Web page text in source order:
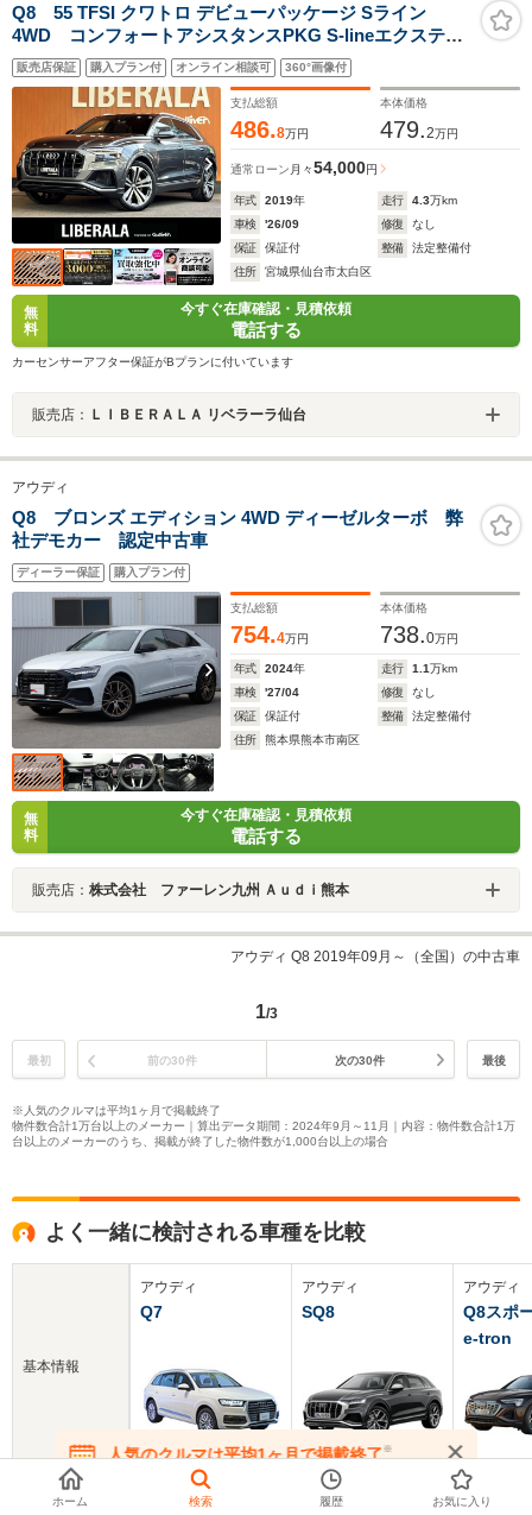
Q8 55 TFSI クワトロ デビューパッケージ Sライン
4WD コンフォートアシスタンスPKG S-lineエクステリ
ア Bang&Olufsen バーチャルコックピット MMIナビ TV
全方位カメラ HDマトリクスLEDヘッドライト 黒半革 シ
ートヒーター パワーシート 22インチAW エアサス ドラレ
販売店保証 購入プラン付 オンライン相談可 360°画像付
支払総額
486.8万円
本体価格
479.2万円
通常ローン 月々54,000円
年式 2019年 走行 4.3万km
車検
'26/09 修復
なし
保証
保証付 整備
法定整備付
住所
宮城県仙台市太白区
無
料
今すぐ在庫確認・見積依頼
電話する
カーセンサーアフター保証がBプランに付いています
販売店： ＬＩＢＥＲＡＬＡ リベラーラ仙台
アウディ
Q8 ブロンズ エディション 4WD ディーゼルターボ 弊
社デモカー 認定中古車
ディーラー保証 購入プラン付
支払総額
754.4万円
本体価格
738.0万円
年式 2024年 走行 1.1万km
車検
'27/04 修復
なし
保証
保証付 整備
法定整備付
住所
熊本県熊本市南区
無
料
今すぐ在庫確認・見積依頼
電話する
販売店： 株式会社 ファーレン九州 Ａｕｄｉ熊本
アウディ Q8 2019年09月～（全国）の中古車
1/3
最初 前の30件 次の30件 最後
※人気のクルマは平均1ヶ月で掲載終了
物件数合計1万台以上のメーカー｜算出データ期間：2024年9月～11月｜内容：物件数合計1万
台以上のメーカーのうち、掲載が終了した物件数が1,000台以上の場合
よく一緒に検討される車種を比較
基本情報
新車価格
アウディ
Q7
804～1156万円
アウディ
SQ8
1460～1626万円
アウディ
Q8スポ
e-tron
1317～
人気のクルマは平均1ヶ月で掲載終了※
在庫が無くなる前にお問い合わせください
ホーム 検索 履歴 お気に入り